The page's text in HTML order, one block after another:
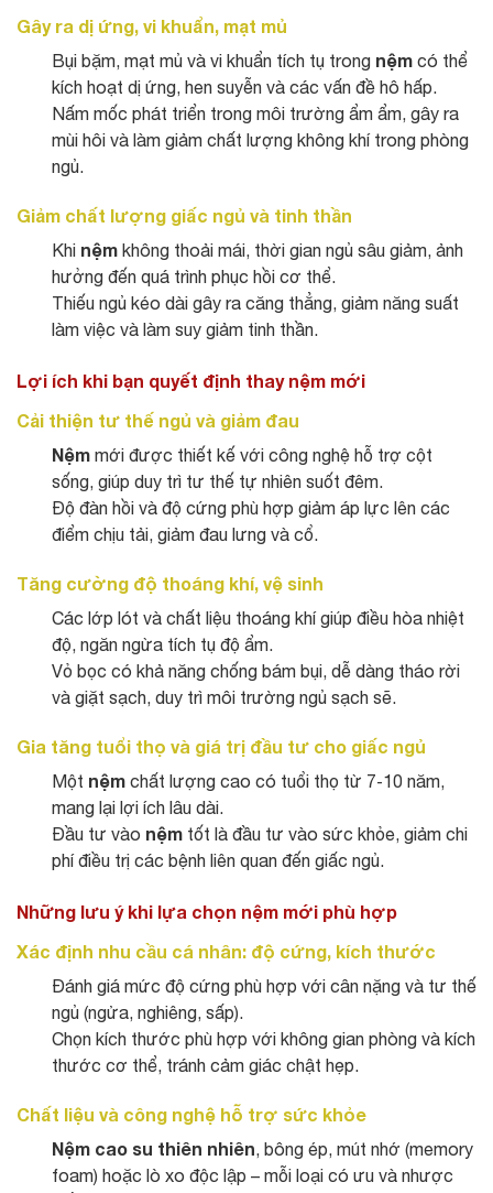
Gây ra dị ứng, vi khuẩn, mạt mủ
Bụi bặm, mạt mủ và vi khuẩn tích tụ trong nệm có thể
kích hoạt dị ứng, hen suyễn và các vấn đề hô hấp.
Nấm mốc phát triển trong môi trường ẩm ẩm, gây ra
mùi hôi và làm giảm chất lượng không khí trong phòng
ngủ.
Giảm chất lượng giấc ngủ và tinh thần
Khi nệm không thoải mái, thời gian ngủ sâu giảm, ảnh
hưởng đến quá trình phục hồi cơ thể.
Thiếu ngủ kéo dài gây ra căng thẳng, giảm năng suất
làm việc và làm suy giảm tinh thần.
Lợi ích khi bạn quyết định thay nệm mới
Cải thiện tư thế ngủ và giảm đau
Nệm mới được thiết kế với công nghệ hỗ trợ cột
sống, giúp duy trì tư thế tự nhiên suốt đêm.
Độ đàn hồi và độ cứng phù hợp giảm áp lực lên các
điểm chịu tải, giảm đau lưng và cổ.
Tăng cường độ thoáng khí, vệ sinh
Các lớp lót và chất liệu thoáng khí giúp điều hòa nhiệt
độ, ngăn ngừa tích tụ độ ẩm.
Vỏ bọc có khả năng chống bám bụi, dễ dàng tháo rời
và giặt sạch, duy trì môi trường ngủ sạch sẽ.
Gia tăng tuổi thọ và giá trị đầu tư cho giấc ngủ
Một nệm chất lượng cao có tuổi thọ từ 7‑10 năm,
mang lại lợi ích lâu dài.
Đầu tư vào nệm tốt là đầu tư vào sức khỏe, giảm chi
phí điều trị các bệnh liên quan đến giấc ngủ.
Những lưu ý khi lựa chọn nệm mới phù hợp
Xác định nhu cầu cá nhân: độ cứng, kích thước
Đánh giá mức độ cứng phù hợp với cân nặng và tư thế
ngủ (ngửa, nghiêng, sấp).
Chọn kích thước phù hợp với không gian phòng và kích
thước cơ thể, tránh cảm giác chật hẹp.
Chất liệu và công nghệ hỗ trợ sức khỏe
Nệm cao su thiên nhiên, bông ép, mút nhớ (memory
foam) hoặc lò xo độc lập – mỗi loại có ưu và nhược